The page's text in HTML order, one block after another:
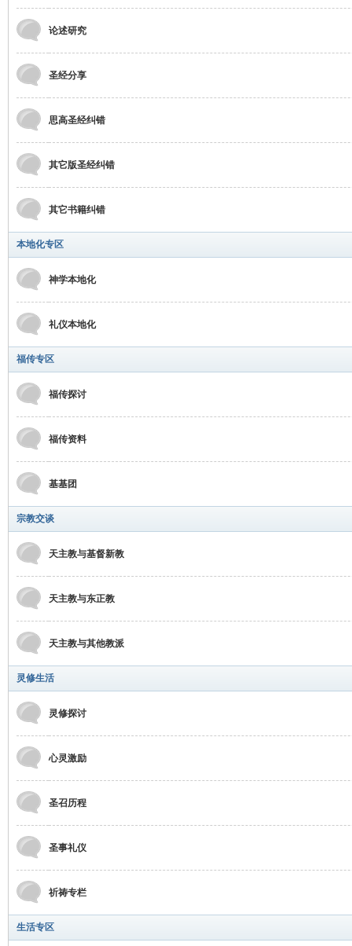
论述研究
圣经分享
思高圣经纠错
其它版圣经纠错
其它书籍纠错
本地化专区
神学本地化
礼仪本地化
福传专区
福传探讨
福传资料
基基团
宗教交谈
天主教与基督新教
天主教与东正教
天主教与其他教派
灵修生活
灵修探讨
心灵激励
圣召历程
圣事礼仪
祈祷专栏
生活专区